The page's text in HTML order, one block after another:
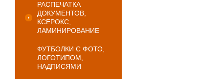
РАСПЕЧАТКА
ДОКУМЕНТОВ,
КСЕРОКС,
ЛАМИНИРОВАНИЕ
ФУТБОЛКИ С ФОТО,
ЛОГОТИПОМ,
НАДПИСЯМИ